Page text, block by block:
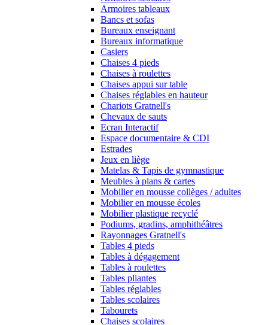
Armoires tableaux
Bancs et sofas
Bureaux enseignant
Bureaux informatique
Casiers
Chaises 4 pieds
Chaises à roulettes
Chaises appui sur table
Chaises réglables en hauteur
Chariots Gratnell's
Chevaux de sauts
Ecran Interactif
Espace documentaire & CDI
Estrades
Jeux en liège
Matelas & Tapis de gymnastique
Meubles à plans & cartes
Mobilier en mousse collèges / adultes
Mobilier en mousse écoles
Mobilier plastique recyclé
Podiums, gradins, amphithéâtres
Rayonnages Gratnell's
Tables 4 pieds
Tables à dégagement
Tables à roulettes
Tables pliantes
Tables réglables
Tables scolaires
Tabourets
Chaises scolaires